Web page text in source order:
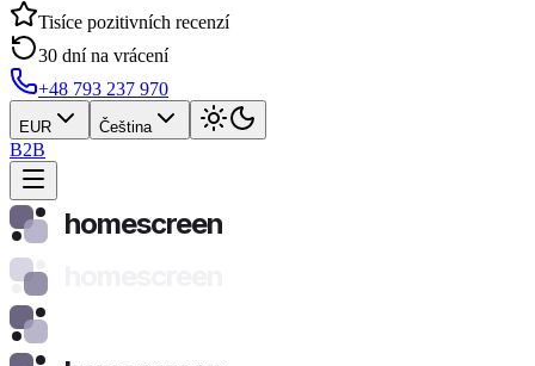
Tisíce pozitivních recenzí
30 dní na vrácení
+48 793 237 970
EUR Čeština
B2B
homescreen